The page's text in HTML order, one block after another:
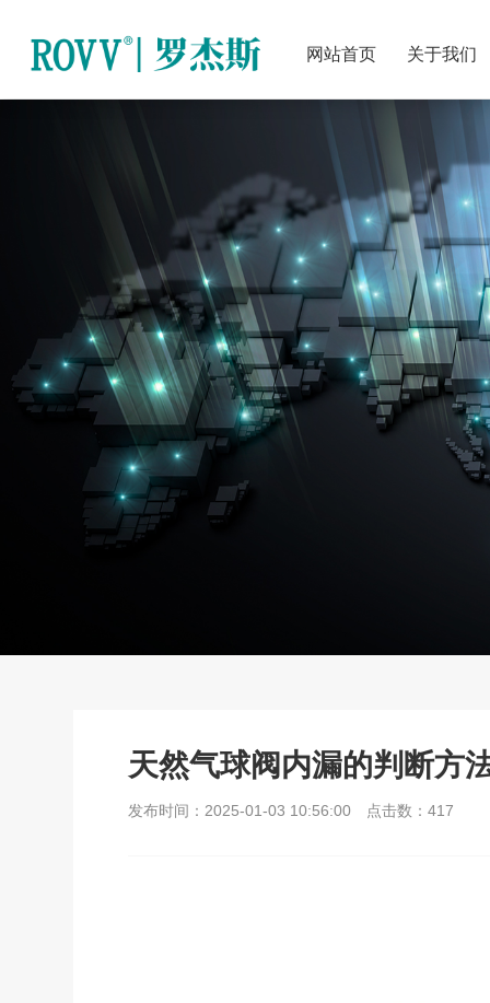
网站首页 关于我们
天然气球阀内漏的判断方
发布时间：2025-01-03 10:56:00 点击数：417